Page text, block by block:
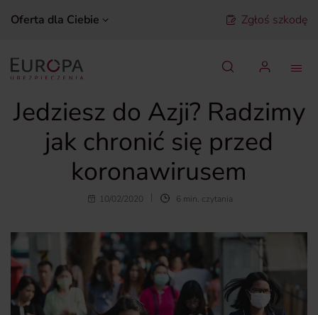
Oferta dla Ciebie Zgłoś szkodę
Jedziesz do Azji? Radzimy
jak chronić się przed
koronawirusem
10/02/2020 6 min. czytania